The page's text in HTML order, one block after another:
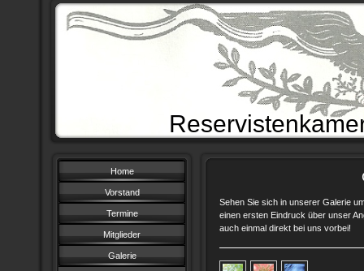
Home
Vorstand
Termine
Mitglieder
Galerie
Sehen Sie sich in unserer Galerie
einen ersten Eindruck über unser
auch einmal direkt bei uns vorbei!